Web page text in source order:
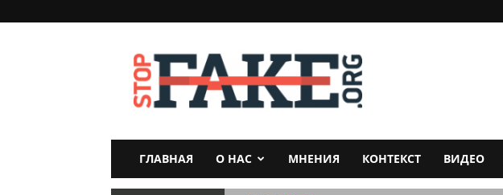
StopFake
ГЛАВНАЯ О НАС МНЕНИЯ КОНТЕКСТ ВИДЕО